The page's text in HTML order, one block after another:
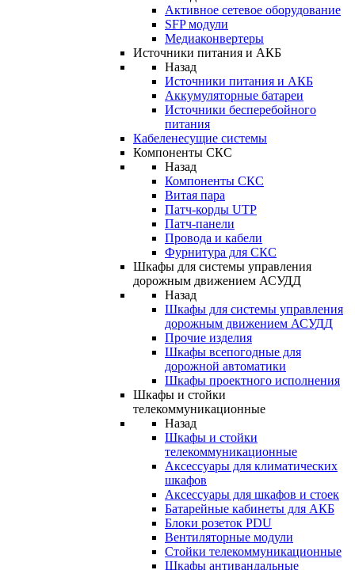
Активное сетевое оборудование
SFP модули
Медиаконвертеры
Источники питания и АКБ
Назад
Источники питания и АКБ
Аккумуляторные батареи
Источники бесперебойного
питания
Кабеленесущие системы
Компоненты СКС
Назад
Компоненты СКС
Витая пара
Патч-корды UTP
Патч-панели
Провода и кабели
Фурнитура для СКС
Шкафы для системы управления
дорожным движением АСУДД
Назад
Шкафы для системы управления
дорожным движением АСУДД
Прочие изделия
Шкафы всепогодные для
дорожной автоматики
Шкафы проектного исполнения
Шкафы и стойки
телекоммуникационные
Назад
Шкафы и стойки
телекоммуникационные
Аксессуары для климатических
шкафов
Аксессуары для шкафов и стоек
Батарейные кабинеты для АКБ
Блоки розеток PDU
Вентиляторные модули
Стойки телекоммуникационные
Шкафы антивандальные